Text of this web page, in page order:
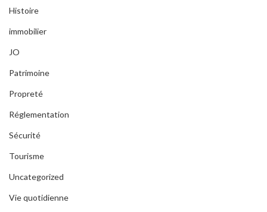
Histoire
immobilier
JO
Patrimoine
Propreté
Réglementation
Sécurité
Tourisme
Uncategorized
Vie quotidienne